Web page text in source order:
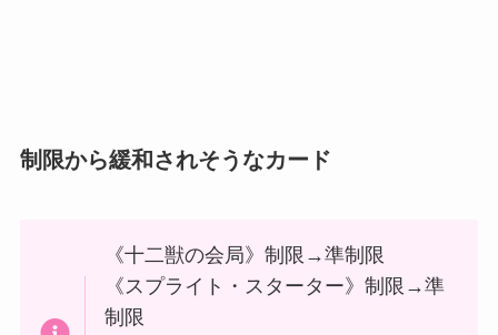
制限から緩和されそうなカード
《十二獣の会局》制限→準制限
《スプライト・スターター》制限→準
制限